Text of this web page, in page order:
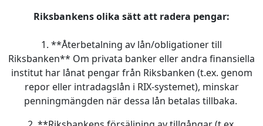
Riksbankens olika sätt att radera pengar:
1. **Återbetalning av lån/obligationer till
Riksbanken** Om privata banker eller andra finansiella
institut har lånat pengar från Riksbanken (t.ex. genom
repor eller intradagslån i RIX-systemet), minskar
penningmängden när dessa lån betalas tillbaka.